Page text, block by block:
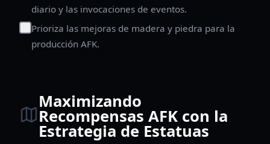
diario y las invocaciones de eventos.
Prioriza las mejoras de madera y piedra para la
producción AFK.
Maximizando
Recompensas AFK con la
Estrategia de Estatuas